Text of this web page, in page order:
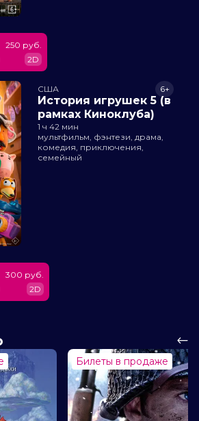
250 руб.
2D
США
История игрушек 5 (в
рамках Киноклуба)
6+
1 ч 42 мин
мультфильм, фэнтези, драма,
комедия, приключения,
семейный
300 руб.
2D
Билеты в продаже